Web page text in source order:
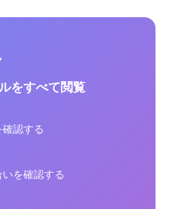
をすべて閲覧
認する
を確認する